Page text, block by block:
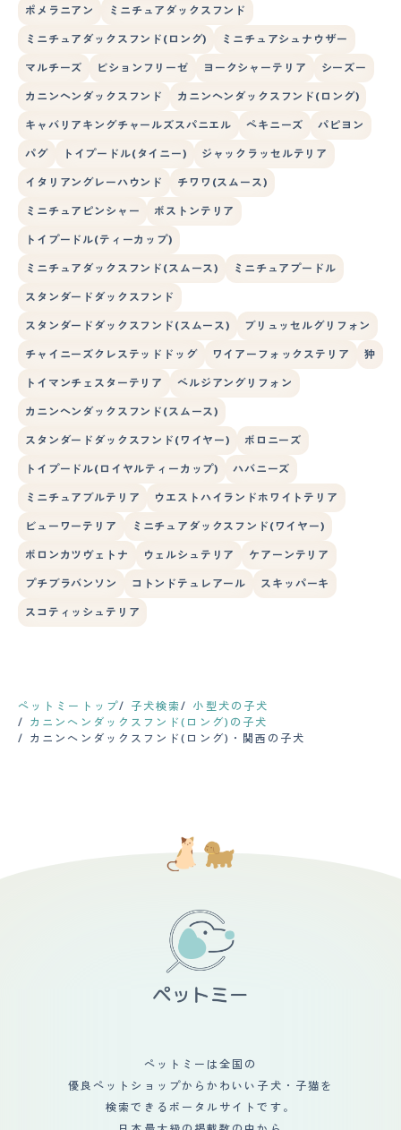
ポメラニアン ミニチュアダックスフンド
ミニチュアダックスフンド(ロング) ミニチュアシュナウザー
マルチーズ ビションフリーゼ ヨークシャーテリア シーズー
カニンヘンダックスフンド カニンヘンダックスフンド(ロング)
キャバリアキングチャールズスパニエル ペキニーズ パピヨン
パグ トイプードル(タイニー) ジャックラッセルテリア
イタリアングレーハウンド チワワ(スムース)
ミニチュアピンシャー ボストンテリア
トイプードル(ティーカップ)
ミニチュアダックスフンド(スムース) ミニチュアプードル
スタンダードダックスフンド
スタンダードダックスフンド(スムース) ブリュッセルグリフォン
チャイニーズクレステッドドッグ ワイアーフォックステリア 狆
トイマンチェスターテリア ベルジアングリフォン
カニンヘンダックスフンド(スムース)
スタンダードダックスフンド(ワイヤー) ボロニーズ
トイプードル(ロイヤルティーカップ) ハバニーズ
ミニチュアブルテリア ウエストハイランドホワイトテリア
ビューワーテリア ミニチュアダックスフンド(ワイヤー)
ボロンカツヴェトナ ウェルシュテリア ケアーンテリア
プチブラバンソン コトンドテュレアール スキッパーキ
スコティッシュテリア
ペットミートップ 子犬検索
小型犬の子犬
カニンヘンダックスフンド(ロング)の子犬
カニンヘンダックスフンド(ロング)・関西の子犬
ペットミーは全国の
優良ペットショップからかわいい子犬・子猫を
検索できるポータルサイトです。